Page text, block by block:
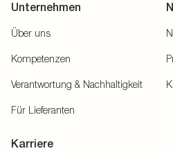
Unternehmen
Über uns
Kompetenzen
Verantwortung & Nachhaltigkeit
Für Lieferanten
Karriere